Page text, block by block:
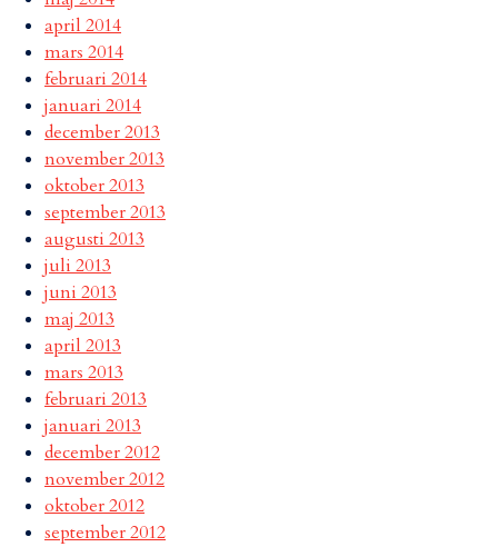
april 2014
mars 2014
februari 2014
januari 2014
december 2013
november 2013
oktober 2013
september 2013
augusti 2013
juli 2013
juni 2013
maj 2013
april 2013
mars 2013
februari 2013
januari 2013
december 2012
november 2012
oktober 2012
september 2012